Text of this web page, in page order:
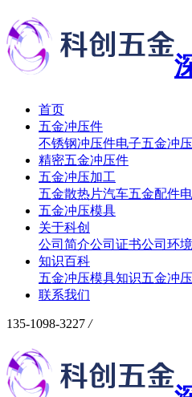
首页
五金冲压件
不锈钢冲压件电子五金冲
精密五金冲压件
五金冲压加工
五金散热片汽车五金配件
五金冲压模具
关于科创
公司简介公司证书公司环境
知识百科
五金冲压模具知识五金冲
联系我们
135-1098-3227 /